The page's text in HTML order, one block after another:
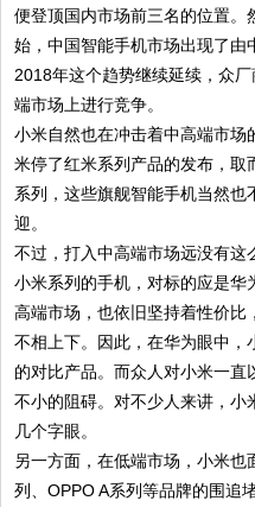
便登顶国内市场前三名的位置
始，中国智能手机市场出现了由
2018年这个趋势继续延续，众
端市场上进行竞争。
小米自然也在冲击着中高端市
米停了红米系列产品的发布，取
系列，这些旗舰智能手机当然
迎。
不过，打入中高端市场远没有这
小米系列的手机，对标的应是
高端市场，也依旧坚持着性价比
不相上下。因此，在华为眼中
的对比产品。而众人对小米一
不小的阻碍。对不少人来讲，小
几个字眼。
另一方面，在低端市场，小米
列、OPPO A系列等品牌的围追